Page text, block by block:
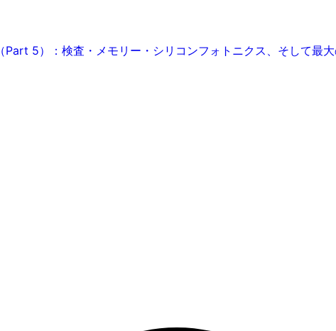
5）：検査・メモリー・シリコンフォトニクス、そして最